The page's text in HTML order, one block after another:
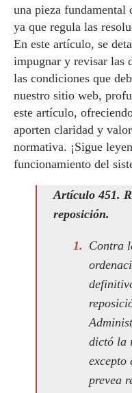
una pieza fundamental
ya que regula las
En este artículo, se
impugnar y revisar las
las condiciones que
nuestro sitio web,
este artículo,
aporten claridad y
normativa. ¡Sigue
funcionamiento del
Artículo 451.
reposición.
Contra
dictó la
excepto
prevea